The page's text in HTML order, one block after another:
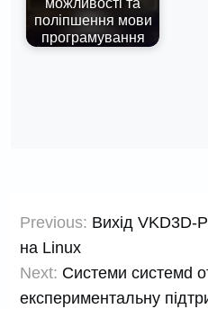
поліпшення мови
програмування
записів
Previous: Вихід VKD3D-
на Linux
Next: Системи системd
експериментальну